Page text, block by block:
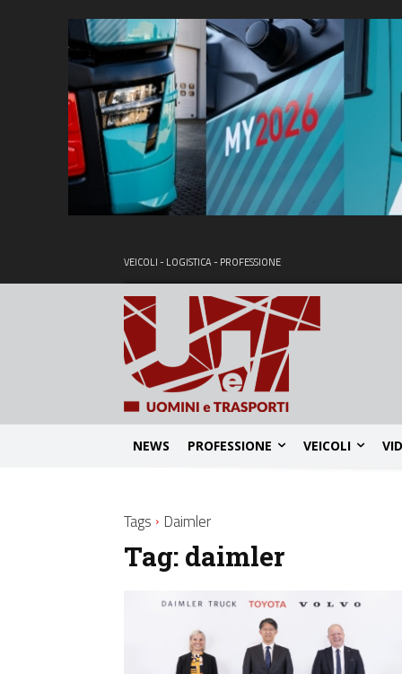
VEICOLI - LOGISTICA - PROFESSIONE
NEWS PROFESSIONE VEICOLI
Tags Daimler
Tag: daimler